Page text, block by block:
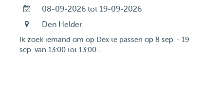
08-09-2026 tot 19-09-2026
Den Helder
Ik zoek iemand om op Dex te passen op 8 sep. - 19
sep. van 13:00 tot 13:00....